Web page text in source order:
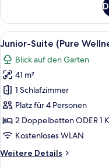
Suite,
am
Strand
Alle
Fotos
für
Junior-
Suite
(Pure
Wellness)
anzeigen
5
Junior-Suite (Pure
Blick auf den Garten
41 m²
1 Schlafzimmer
Platz für 4 Personen
2 Doppelbetten ODER 1
Kostenloses WLAN
Weitere Details
Weitere